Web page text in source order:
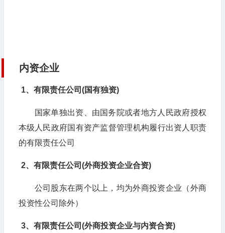
内资企业
1、有限责任公司(国有独资)
国家单独出资、由国务院或者地方人民政府授权
本级人民政府国有资产监督管理机构履行出资人职责
的有限责任公司
2、有限责任公司(外商投资企业合资)
公司股东在两个以上，均为外商投资企业（外商
投资性公司除外）
3、有限责任公司(外商投资企业与内资合资)